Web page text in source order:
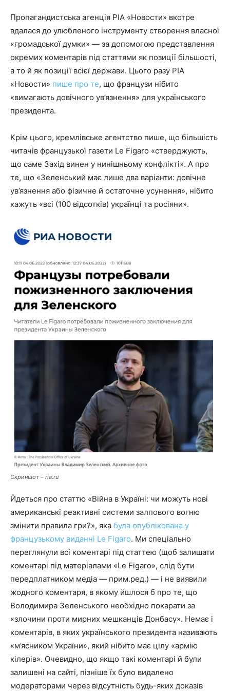
Пропагандистська агенція РІА «Новости» вкотре
вдалася до улюбленого інструменту створення власної
«громадської думки» — за допомогою представлення
окремих коментарів під статтями як позиції більшості,
а то й як позиції всієї держави. Цього разу РІА
«Новости» пише про те, що французи нібито
«вимагають довічного ув’язнення» для українського
президента.
Крім цього, кремлівське агентство пише, що більшість
читачів французької газети Le Figaro «стверджують,
що саме Захід винен у нинішньому конфлікті». А про
те, що «Зеленський має лише два варіанти: довічне
ув’язнення або фізичне й остаточне усунення», нібито
кажуть «всі (100 відсотків) українці та росіяни».
Скриншот – ria.ru
Йдеться про статтю «Війна в Україні: чи можуть нові
американські реактивні системи залпового вогню
змінити правила гри?», яка була опублікована у
французькому виданні Le Figaro. Ми спеціально
переглянули всі коментарі під статтею (щоб залишати
коментарі під матеріалами «Le Figaro», слід бути
передплатником медіа — прим.ред.) — і не виявили
жодного коментаря, в якому йшлося б про те, що
Володимира Зеленського необхідно покарати за
«злочини проти мирних мешканців Донбасу». Немає і
коментарів, в яких українського президента називають
«м’ясником України», який нібито має цілу «армію
кілерів». Очевидно, що якщо такі коментарі й були
залишені на сайті, пізніше їх було видалено
модераторами через відсутність будь-яких доказів